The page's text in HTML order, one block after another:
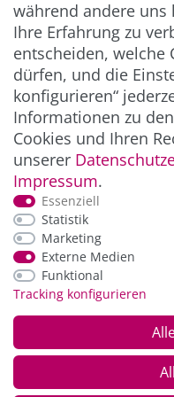
**
ZAHLUNG &
*Alle Preise inkl. der gesetzl.
und Versandkosten
während andere uns
Ihre Erfahrung zu
entscheiden, welche
dürfen, und die
konfigurieren“
Informationen zu
Cookies und Ihren
unserer
Impressum.
Essenziell
Statistik
Marketing
Externe Medien
Funktional
Tracking konfigurieren
© Copyright 2026 Alle